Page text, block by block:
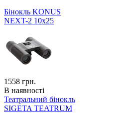
Бінокль KONUS
NEXT-2 10x25
1558 грн.
В наявності
Театральний бінокль
SIGETA TEATRUM